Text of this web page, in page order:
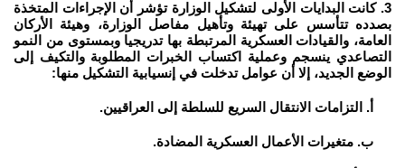
3. كانت البدايات الأولى لتشكيل الوزارة تؤشر أن الإجراءات المتخذة
بصدده تتأسس على تهيئة وتأهيل مفاصل الوزارة، وهيئة الأركان
العامة، والقيادات العسكرية المرتبطة بها تدريجيا وبمستوى من النمو
التصاعدي ينسجم وعملية اكتساب الخبرات المطلوبة والتكيف إلى
الوضع الجديد، إلا أن عوامل تدخلت في إنسيابية التشكيل منها:
أ. التزامات الانتقال السريع للسلطة إلى العراقيين.
ب. متغيرات الأعمال العسكرية المضادة.